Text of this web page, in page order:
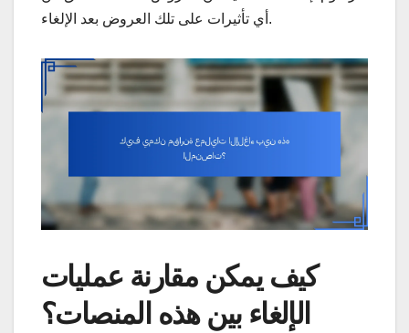
أي تأثيرات على تلك العروض بعد الإلغاء.
كيف يمكن مقارنة عمليات
الإلغاء بين هذه المنصات؟